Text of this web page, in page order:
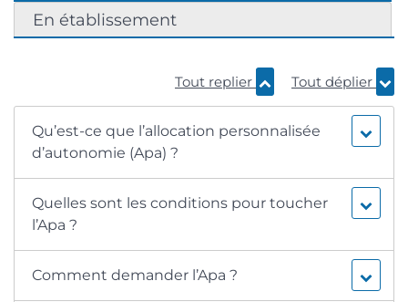
En établissement
Tout replier Tout déplier
Qu’est-ce que l’allocation personnalisée
d’autonomie (Apa) ?
Quelles sont les conditions pour toucher
l’Apa ?
Comment demander l’Apa ?